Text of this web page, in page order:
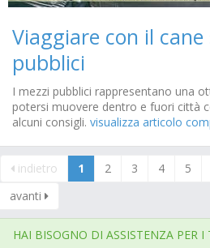
Viaggiare con il cane
pubblici
I mezzi pubblici rappresentano una
potersi muovere dentro e fuori città
alcuni consigli. visualizza articolo
indietro 1 2 3 4 5
avanti
HAI BISOGNO DI ASSISTENZA PER